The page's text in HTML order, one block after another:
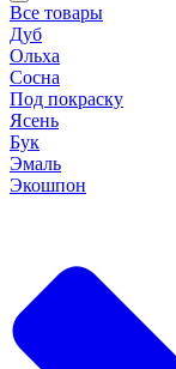
Все товары
Дуб
Ольха
Сосна
Под покраску
Ясень
Бук
Эмаль
Экошпон